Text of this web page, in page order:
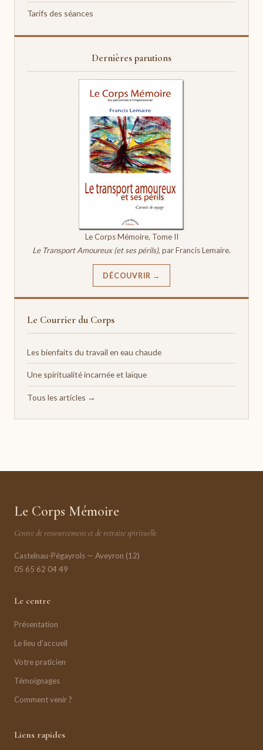
Tarifs des séances
Dernières parutions
Le Corps Mémoire, Tome II
Le Transport Amoureux (et ses périls), par Francis Lemaire.
DÉCOUVRIR →
Le Courrier du Corps
Les bienfaits du travail en eau chaude
Une spiritualité incarnée et laïque
Tous les articles →
Le Corps Mémoire
Centre de ressourcement et de retraite spirituelle
Castelnau-Pégayrols — Aveyron (12)
05 65 62 04 49
Le centre
Présentation
Le lieu d'accueil
Votre praticien
Témoignages
Comment venir ?
Liens rapides